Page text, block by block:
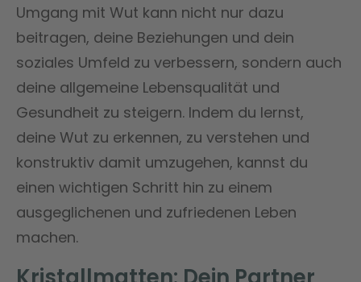
Umgang mit Wut kann nicht nur dazu
beitragen, deine Beziehungen und dein
soziales Umfeld zu verbessern, sondern auch
deine allgemeine Lebensqualität und
Gesundheit zu steigern. Indem du lernst,
deine Wut zu erkennen, zu verstehen und
konstruktiv damit umzugehen, kannst du
einen wichtigen Schritt hin zu einem
ausgeglichenen und zufriedenen Leben
machen.